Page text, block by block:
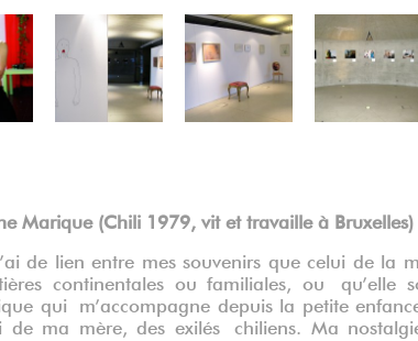
Marique (Chili 1979, vit et travaille à Bruxelles)
de lien entre mes souvenirs que celui de la
continentales ou familiales, ou qu’elle
qui m’accompagne depuis la petite
de ma mère, des exilés chiliens. Ma